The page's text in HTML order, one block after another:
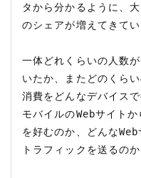
タから分かるように、
のシェアが増えてきてい
一体どれくらいの人数
いたか、またどのくら
消費をどんなデバイス
モバイルのWebサイト
を好むのか、どんな
トラフィックを送るのか